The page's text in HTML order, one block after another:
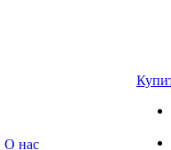
О нас